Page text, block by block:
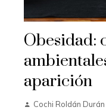
Obesidad:
aparición
Cochi Roldán Durán